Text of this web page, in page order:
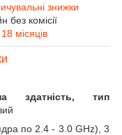
знижки
комісії
місяців
здатність, тип
по 2.4 - 3.0 GHz), 3